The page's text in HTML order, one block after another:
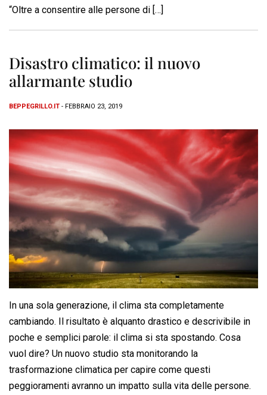
“Oltre a consentire alle persone di […]
Disastro climatico: il nuovo
allarmante studio
BEPPEGRILLO.IT - FEBBRAIO 23, 2019
In una sola generazione, il clima sta completamente
cambiando. Il risultato è alquanto drastico e descrivibile in
poche e semplici parole: il clima si sta spostando. Cosa
vuol dire? Un nuovo studio sta monitorando la
trasformazione climatica per capire come questi
peggioramenti avranno un impatto sulla vita delle persone.